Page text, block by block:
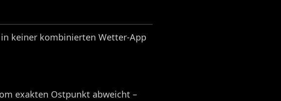
keiner kombinierten Wetter-App
exakten Ostpunkt abweicht –